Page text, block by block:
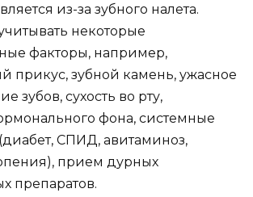
из-за зубного налета.
некоторые
факторы, например,
прикус, зубной камень, ужасное
зубов, сухость во рту,
фона, системные
СПИД, авитаминоз,
прием дурных
препаратов.